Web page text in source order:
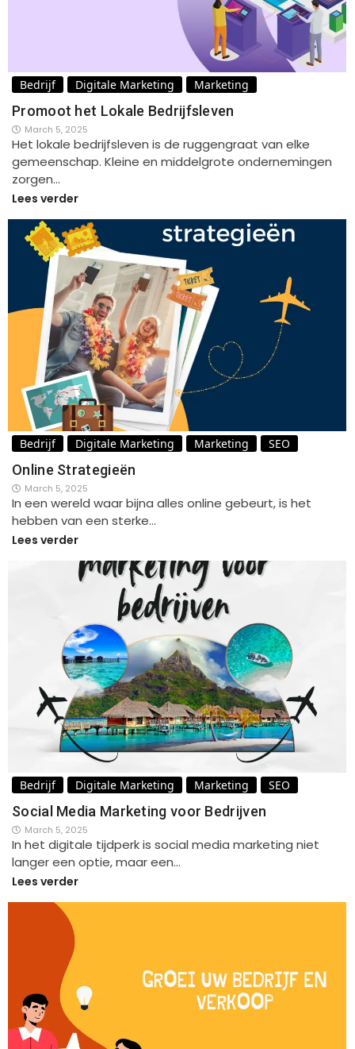
Bedrijf Digitale Marketing Marketing
Promoot het Lokale Bedrijfsleven
March 5, 2025
Het lokale bedrijfsleven is de ruggengraat van elke
gemeenschap. Kleine en middelgrote ondernemingen
zorgen…
Lees verder
Bedrijf Digitale Marketing Marketing SEO
Online Strategieën
March 5, 2025
In een wereld waar bijna alles online gebeurt, is het
hebben van een sterke…
Lees verder
Bedrijf Digitale Marketing Marketing SEO
Social Media Marketing voor Bedrijven
March 5, 2025
In het digitale tijdperk is social media marketing niet
langer een optie, maar een…
Lees verder